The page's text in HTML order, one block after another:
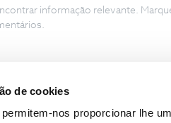
de cookies
nos proporcionar lhe
informação relevante.